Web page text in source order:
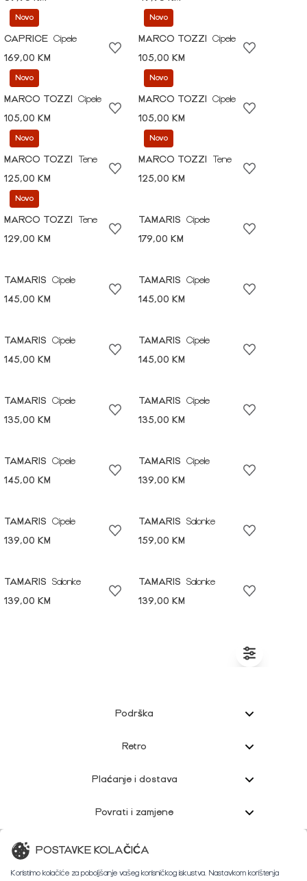
Novo
CAPRICE Cipele
169,00 KM
Novo
MARCO TOZZI
Cipele
105,00 KM
Novo
MARCO TOZZI
Cipele
105,00 KM
Novo
MARCO TOZZI
Cipele
105,00 KM
Novo
MARCO TOZZI
Tene
125,00 KM
Novo
MARCO TOZZI
Tene
125,00 KM
Novo
MARCO TOZZI
Tene
129,00 KM
TAMARIS
Cipele
179,00 KM
TAMARIS
Cipele
145,00 KM
TAMARIS
Cipele
145,00 KM
TAMARIS
Cipele
145,00 KM
TAMARIS
Cipele
145,00 KM
TAMARIS
Cipele
135,00 KM
TAMARIS
Cipele
135,00 KM
TAMARIS
Cipele
145,00 KM
TAMARIS
Cipele
139,00 KM
TAMARIS
Cipele
139,00 KM
TAMARIS
Salonke
159,00 KM
TAMARIS
Salonke
139,00 KM
TAMARIS
Salonke
139,00 KM
Podrška
Retro
Plaćanje i dostava
Povrati i zamjene
Korisnička podrška
POSTAVKE KOLAČIĆA
Koristimo kolačiće za poboljšanje vašeg korisničkog iskustva. Nastavkom korištenja